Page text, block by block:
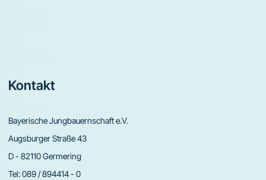
Footer
Kontakt
Bayerische Jungbauernschaft e.V.
Augsburger Straße 43
D - 82110 Germering
Tel:089 / 894414 - 0